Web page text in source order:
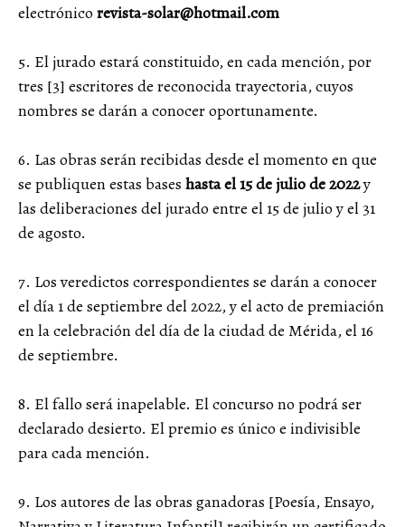
electrónico revista-solar@hotmail.com
5. El jurado estará constituido, en cada mención, por
tres [3] escritores de reconocida trayectoria, cuyos
nombres se darán a conocer oportunamente.
6. Las obras serán recibidas desde el momento en que
se publiquen estas bases hasta el 15 de julio de 2022y
las deliberaciones del jurado entre el 15 de julio y el 31
de agosto.
7. Los veredictos correspondientes se darán a conocer
el día 1 de septiembre del 2022, y el acto de premiación
en la celebración del día de la ciudad de Mérida, el 16
de septiembre.
8. El fallo será inapelable. El concurso no podrá ser
declarado desierto. El premio es único e indivisible
para cada mención.
9. Los autores de las obras ganadoras [Poesía, Ensayo,